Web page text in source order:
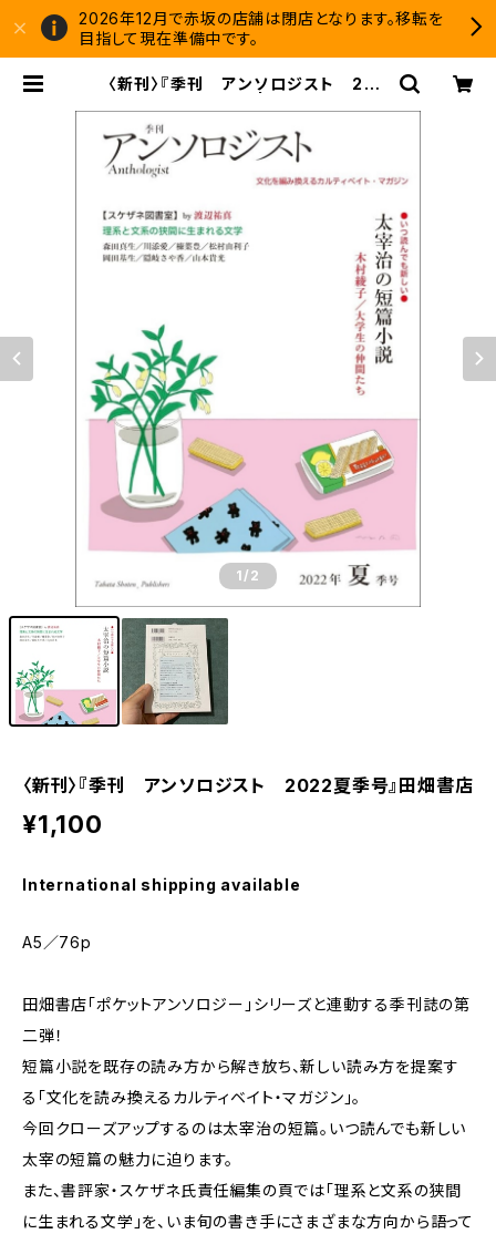
2026年12月で赤坂の店舗は閉店となります。移転を
目指して現在準備中です。
〈新刊〉『季刊 アンソロジスト 202
1 /2
〈新刊〉『季刊 アンソロジスト 2022夏季号』田畑書店
¥1,100
International shipping available
A5／76p
田畑書店「ポケットアンソロジー」シリーズと連動する季刊誌の第
二弾！
短篇小説を既存の読み方から解き放ち、新しい読み方を提案す
る「文化を読み換えるカルティベイト・マガジン」。
今回クローズアップするのは太宰治の短篇。いつ読んでも新しい
太宰の短篇の魅力に迫ります。
また、書評家・スケザネ氏責任編集の頁では「理系と文系の狭間
に生まれる文学」を、いま旬の書き手にさまざまな方向から語って